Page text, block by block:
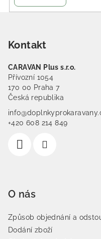
Kontakt
CARAVAN Plus s.r.o.
Přívozní 1054
170 00 Praha 7
Česká republika
+420 608 214 849
O nás
Způsob objednání a
Dodání zboží